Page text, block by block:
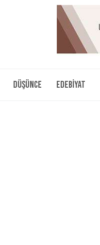
Düşünce Edebiyat